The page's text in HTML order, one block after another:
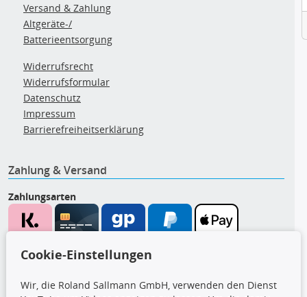
Versand & Zahlung
Altgeräte-/
Batterieentsorgung
Widerrufsrecht
Widerrufsformular
Datenschutz
Impressum
Barrierefreiheitserklärung
Zahlung & Versand
Zahlungsarten
Cookie-Einstellungen
Wir, die Roland Sallmann GmbH, verwenden den Dienst